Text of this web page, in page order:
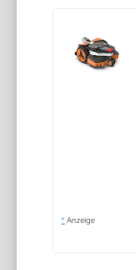
* Anzeige